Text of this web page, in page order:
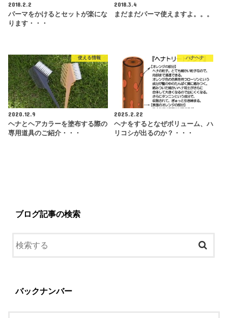
2018.2.2
パーマをかけるとセットが楽にな
ります・・・
2018.3.4
まだまだパーマ使えますよ。。。
使える情報
2020.12.9
ヘナとヘアカラーを塗布する際の
専用道具のご紹介・・・
ハナヘナ
2025.2.22
ヘナをするとなぜボリューム、ハ
リコシが出るのか？・・・
ブログ記事の検索
バックナンバー